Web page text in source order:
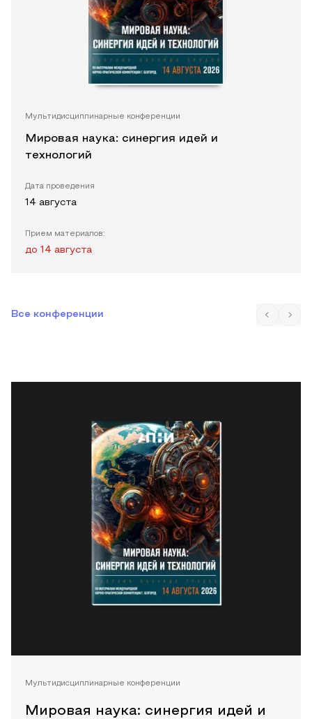
Мультидисциплинарные конференции
Мировая наука: синергия идей и
технологий
Дата проведения
14 августа
Прием материалов:
до 14 августа
Все конференции
Мультидисциплинарные конференции
Мировая наука: синергия идей и